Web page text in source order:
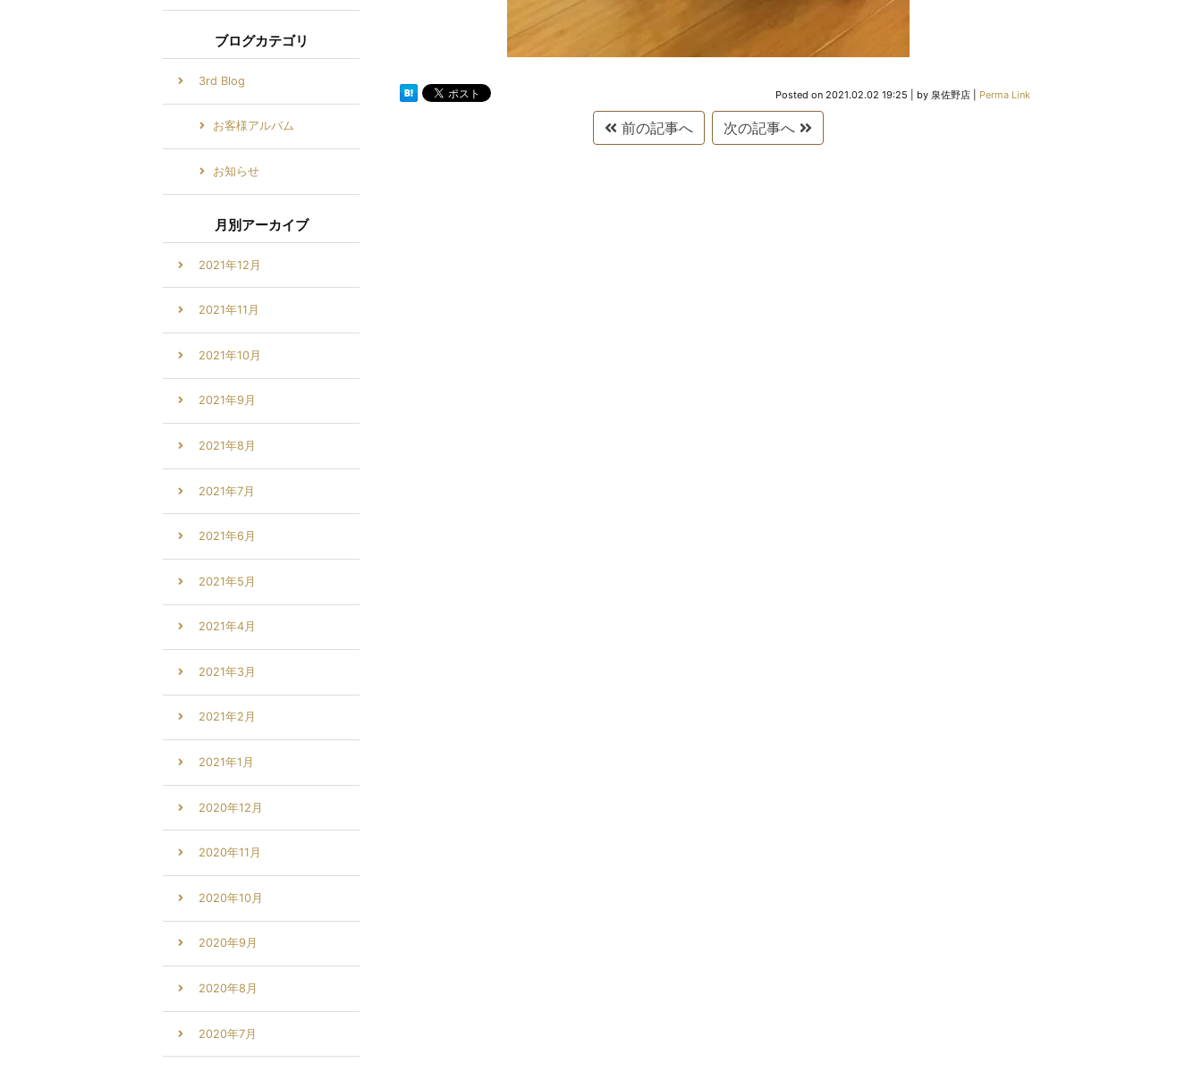
Posted on 2021.02.02 19:25 by 泉佐野店 Perma Link
前の記事へ 次の記事へ
ブログカテゴリ
3rd Blog
お客様アルバム
お知らせ
月別アーカイブ
2021年12月
2021年11月
2021年10月
2021年9月
2021年8月
2021年7月
2021年6月
2021年5月
2021年4月
2021年3月
2021年2月
2021年1月
2020年12月
2020年11月
2020年10月
2020年9月
2020年8月
2020年7月